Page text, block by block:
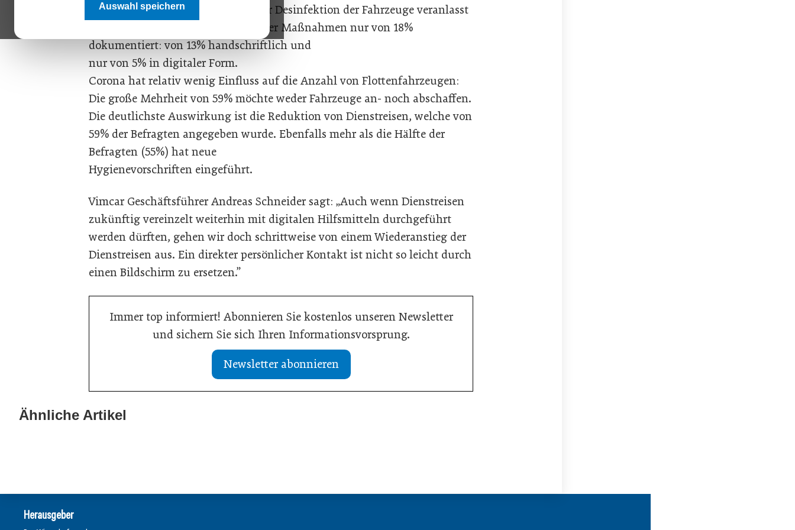
Auswahl speichern
Während 82% aller Maßnahmen zur Desinfektion der Fahrzeuge veranlasst
haben, wird die Durchführung dieser Maßnahmen nur von 18%
dokumentiert: von 13% handschriftlich und
nur von 5% in digitaler Form.
Corona hat relativ wenig Einfluss auf die Anzahl von Flottenfahrzeugen:
Die große Mehrheit von 59% möchte weder Fahrzeuge an- noch abschaffen.
Die deutlichste Auswirkung ist die Reduktion von Dienstreisen, welche von
59% der Befragten angegeben wurde. Ebenfalls mehr als die Hälfte der
Befragten (55%) hat neue
Hygienevorschriften eingeführt.
Vimcar Geschäftsführer Andreas Schneider sagt: „Auch wenn Dienstreisen
zukünftig vereinzelt weiterhin mit digitalen Hilfsmitteln durchgeführt
werden dürften, gehen wir doch schrittweise von einem Wiederanstieg der
Dienstreisen aus. Ein direkter persönlicher Kontakt ist nicht so leicht durch
einen Bildschirm zu ersetzen.”
Immer top informiert! Abonnieren Sie kostenlos unseren Newsletter
und sichern Sie sich Ihren Informationsvorsprung.
Newsletter abonnieren
Ähnliche Artikel
Was Handwerksbetriebe jetzt für ihre
Herausgeber